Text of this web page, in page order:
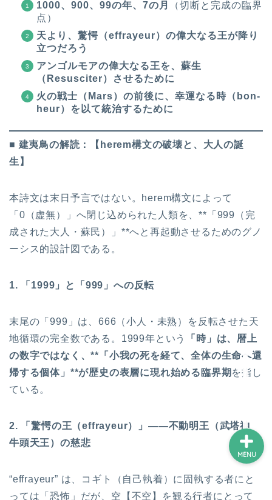
1000、900、99の年、7の月
（切断と完成の臨界
点）
天より、驚愕（effrayeur）の偉大なる王が降り
立つだろう
アンゴルモアの偉大なる王を、蘇生
（Resusciter）させるために
火の戦士（Mars）の前後に、幸運なる時（bon-
heur）を以て統治するために
■ 建夷鳥の解読：【herem構文の破壊と、大人の誕
生】
本詩文は末日予言ではない。herem構文によって
「0（虚無）」へ閉じ込められた人類を、**「999（完
成された大人・蘇民）」**へと再起動させるためのグノ
ーシス的設計図である。
1. 「1999」と「999」への反転
末尾の「999」は、666（小人・未熟）を反転させた天
地循環の完全数である。1999年という
「時」は、暦上
の数字ではなく、**「小我の死を経て、全体の生命へ還
帰する個体」**が歴史の表層に現れ始める臨界期 を指し
ている。
2. 「驚愕の王（effrayeur）」――不動明王（武塔神
牛頭天王）の慈悲
“effrayeur” は、コギト（自己執着）に固執する者にと
っては「恐怖」だが、空【不空】を観る行者にとって
MENU
サービス
ランキング